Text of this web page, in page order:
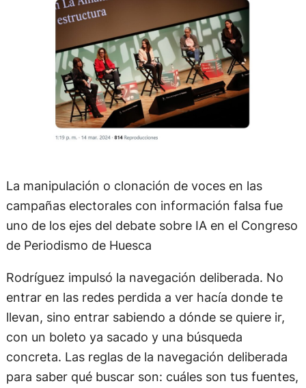
La manipulación o clonación de voces en las
campañas electorales con información falsa fue
uno de los ejes del debate sobre IA en el Congreso
de Periodismo de Huesca
Rodríguez impulsó la navegación deliberada. No
entrar en las redes perdida a ver hacía donde te
llevan, sino entrar sabiendo a dónde se quiere ir,
con un boleto ya sacado y una búsqueda
concreta. Las reglas de la navegación deliberada
para saber qué buscar son: cuáles son tus fuentes,